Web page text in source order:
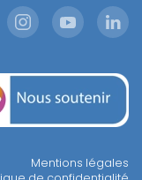
Mentions légales